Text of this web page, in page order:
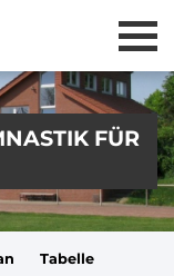
FÜR
Tabelle